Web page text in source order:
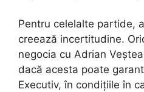
Pentru celelalte partide,
creează incertitudine.
negocia cu Adrian
dacă acesta poate
Executiv, în condițiile în